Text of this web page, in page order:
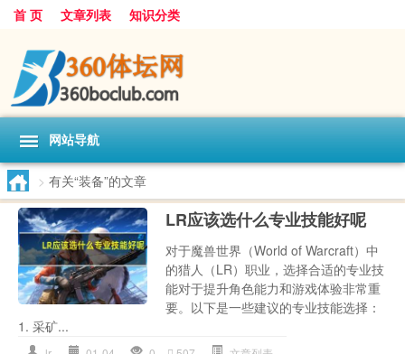
首 页 文章列表 知识分类
网站导航
> 有关“装备”的文章
LR应该选什么专业技能好呢
对于魔兽世界（World of Warcraft）中
的猎人（LR）职业，选择合适的专业技
能对于提升角色能力和游戏体验非常重
要。以下是一些建议的专业技能选择：
1. 采矿...